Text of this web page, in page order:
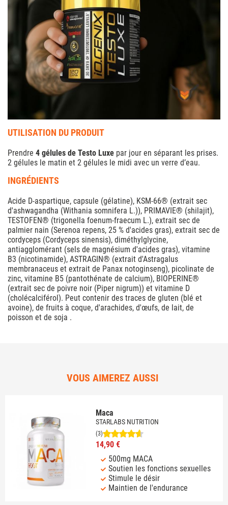
UTILISATION DU PRODUIT
Prendre 4 gélules de Testo Luxe par jour en séparant les prises.
2 gélules le matin et 2 gélules le midi avec un verre d’eau.
INGRÉDIENTS
Acide D-aspartique, capsule (gélatine), KSM-66® (extrait sec
d'ashwagandha (Withania somnifera L.)), PRIMAVIE® (shilajit),
TESTOFEN® (trigonella foenum-fraecum L.), extrait sec de
palmier nain (Serenoa repens, 25 % d'acides gras), extrait sec de
cordyceps (Cordyceps sinensis), diméthylglycine,
antiagglomérant (sels de magnésium d'acides gras), vitamine
B3 (nicotinamide), ASTRAGIN® (extrait d'Astragalus
membranaceus et extrait de Panax notoginseng), picolinate de
zinc, vitamine B5 (pantothénate de calcium), BIOPERINE®
(extrait sec de poivre noir (Piper nigrum)) et vitamine D
(cholécalciférol). Peut contenir des traces de gluten (blé et
avoine), de fruits à coque, d'arachides, d'œufs, de lait, de
poisson et de soja .
VOUS AIMEREZ AUSSI
Maca
STARLABS NUTRITION
(3)
14,90 €
500mg MACA
Soutien les fonctions sexuelles
Stimule le désir
Maintien de l'endurance